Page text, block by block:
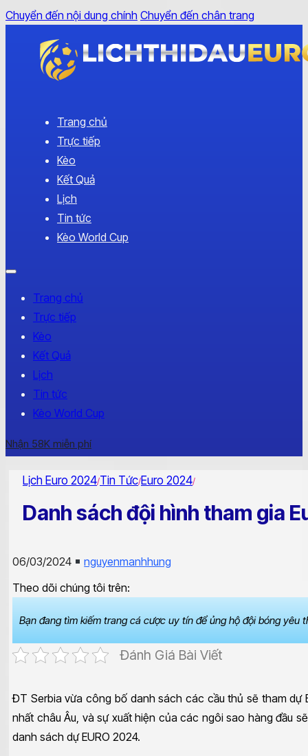
Chuyển đến nội dung chính Chuyển đến chân trang
Trang chủ
Trực tiếp
Kèo
Kết Quả
Lịch
Tin tức
Kèo World Cup
Trang chủ
Trực tiếp
Kèo
Kết Quả
Lịch
Tin tức
Kèo World Cup
Nhận 58K miễn phí
Lịch Euro 2024/Tin Tức/Euro 2024/
Danh sách đội hình tham gia
06/03/2024
nguyenmanhhung
Theo dõi chúng tôi trên:
Bạn đang tìm kiếm trang cá cược uy tín để ủng hộ đội bóng
Đánh Giá Bài Viết
ĐT Serbia vừa công bố danh sách các cầu thủ sẽ tham dự
nhất châu Âu, và sự xuất hiện của các ngôi sao hàng đầu
danh sách dự EURO 2024.